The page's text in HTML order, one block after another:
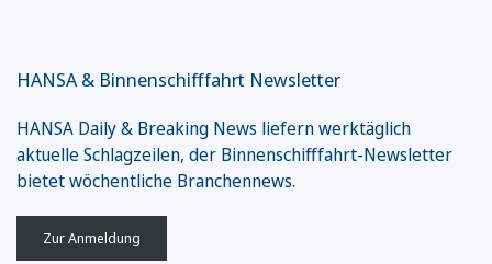
HANSA & Binnenschifffahrt Newsletter
HANSA Daily & Breaking News liefern werktäglich
aktuelle Schlagzeilen, der Binnenschifffahrt-Newsletter
bietet wöchentliche Branchennews.
Zur Anmeldung